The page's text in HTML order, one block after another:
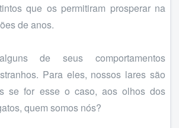
que os permitiram prosperar na
de anos.
de seus comportamentos
Para eles, nossos lares são
se for esse o caso, aos olhos dos
quem somos nós?